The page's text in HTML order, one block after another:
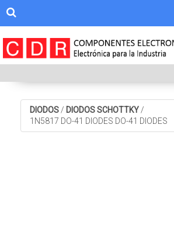
DIODOS / DIODOS SCHOTTKY /
1N5817 DO-41 DIODES DO-41 DIODES